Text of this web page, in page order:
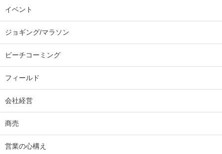
イベント
ジョギング/マラソン
ビーチコーミング
フィールド
会社経営
商売
営業の心構え